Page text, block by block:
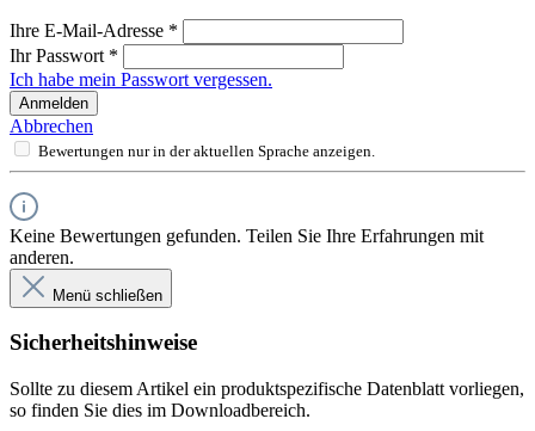
Ihre E-Mail-Adresse *
Ihr Passwort *
Ich habe mein Passwort vergessen.
Anmelden
Abbrechen
Bewertungen nur in der aktuellen Sprache anzeigen.
Keine Bewertungen gefunden. Teilen Sie Ihre Erfahrungen mit
anderen.
Menü schließen
Sicherheitshinweise
Sollte zu diesem Artikel ein produktspezifische Datenblatt vorliegen,
so finden Sie dies im Downloadbereich.